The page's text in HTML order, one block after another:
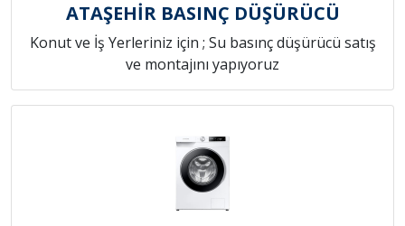
ATAŞEHİR BASINÇ DÜŞÜRÜCÜ
Konut ve İş Yerleriniz için ; Su basınç düşürücü satış
ve montajını yapıyoruz